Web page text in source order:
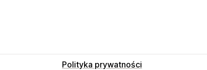
Polityka prywatności